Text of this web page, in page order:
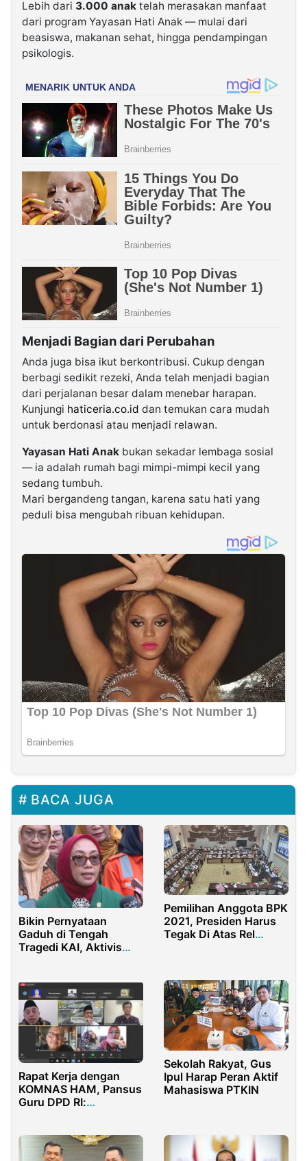
Lebih dari 3.000 anak telah merasakan manfaat
dari program Yayasan Hati Anak — mulai dari
beasiswa, makanan sehat, hingga pendampingan
psikologis.
Menjadi Bagian dari Perubahan
Anda juga bisa ikut berkontribusi. Cukup dengan
berbagi sedikit rezeki, Anda telah menjadi bagian
dari perjalanan besar dalam menebar harapan.
Kunjungi haticeria.co.id dan temukan cara mudah
untuk berdonasi atau menjadi relawan.
Yayasan Hati Anak bukan sekadar lembaga sosial
— ia adalah rumah bagi mimpi-mimpi kecil yang
sedang tumbuh.
Mari bergandeng tangan, karena satu hati yang
peduli bisa mengubah ribuan kehidupan.
BACA JUGA
Bikin Pernyataan
Gaduh di Tengah
Tragedi KAI, Aktivis
Pemilihan Anggota BPK
2021, Presiden Harus
Tegak Di Atas Rel
Rapat Kerja dengan
KOMNAS HAM, Pansus
Guru DPD RI:
Dihentikan
Sekolah Rakyat, Gus
Ipul Harap Peran Aktif
Mahasiswa PTKIN